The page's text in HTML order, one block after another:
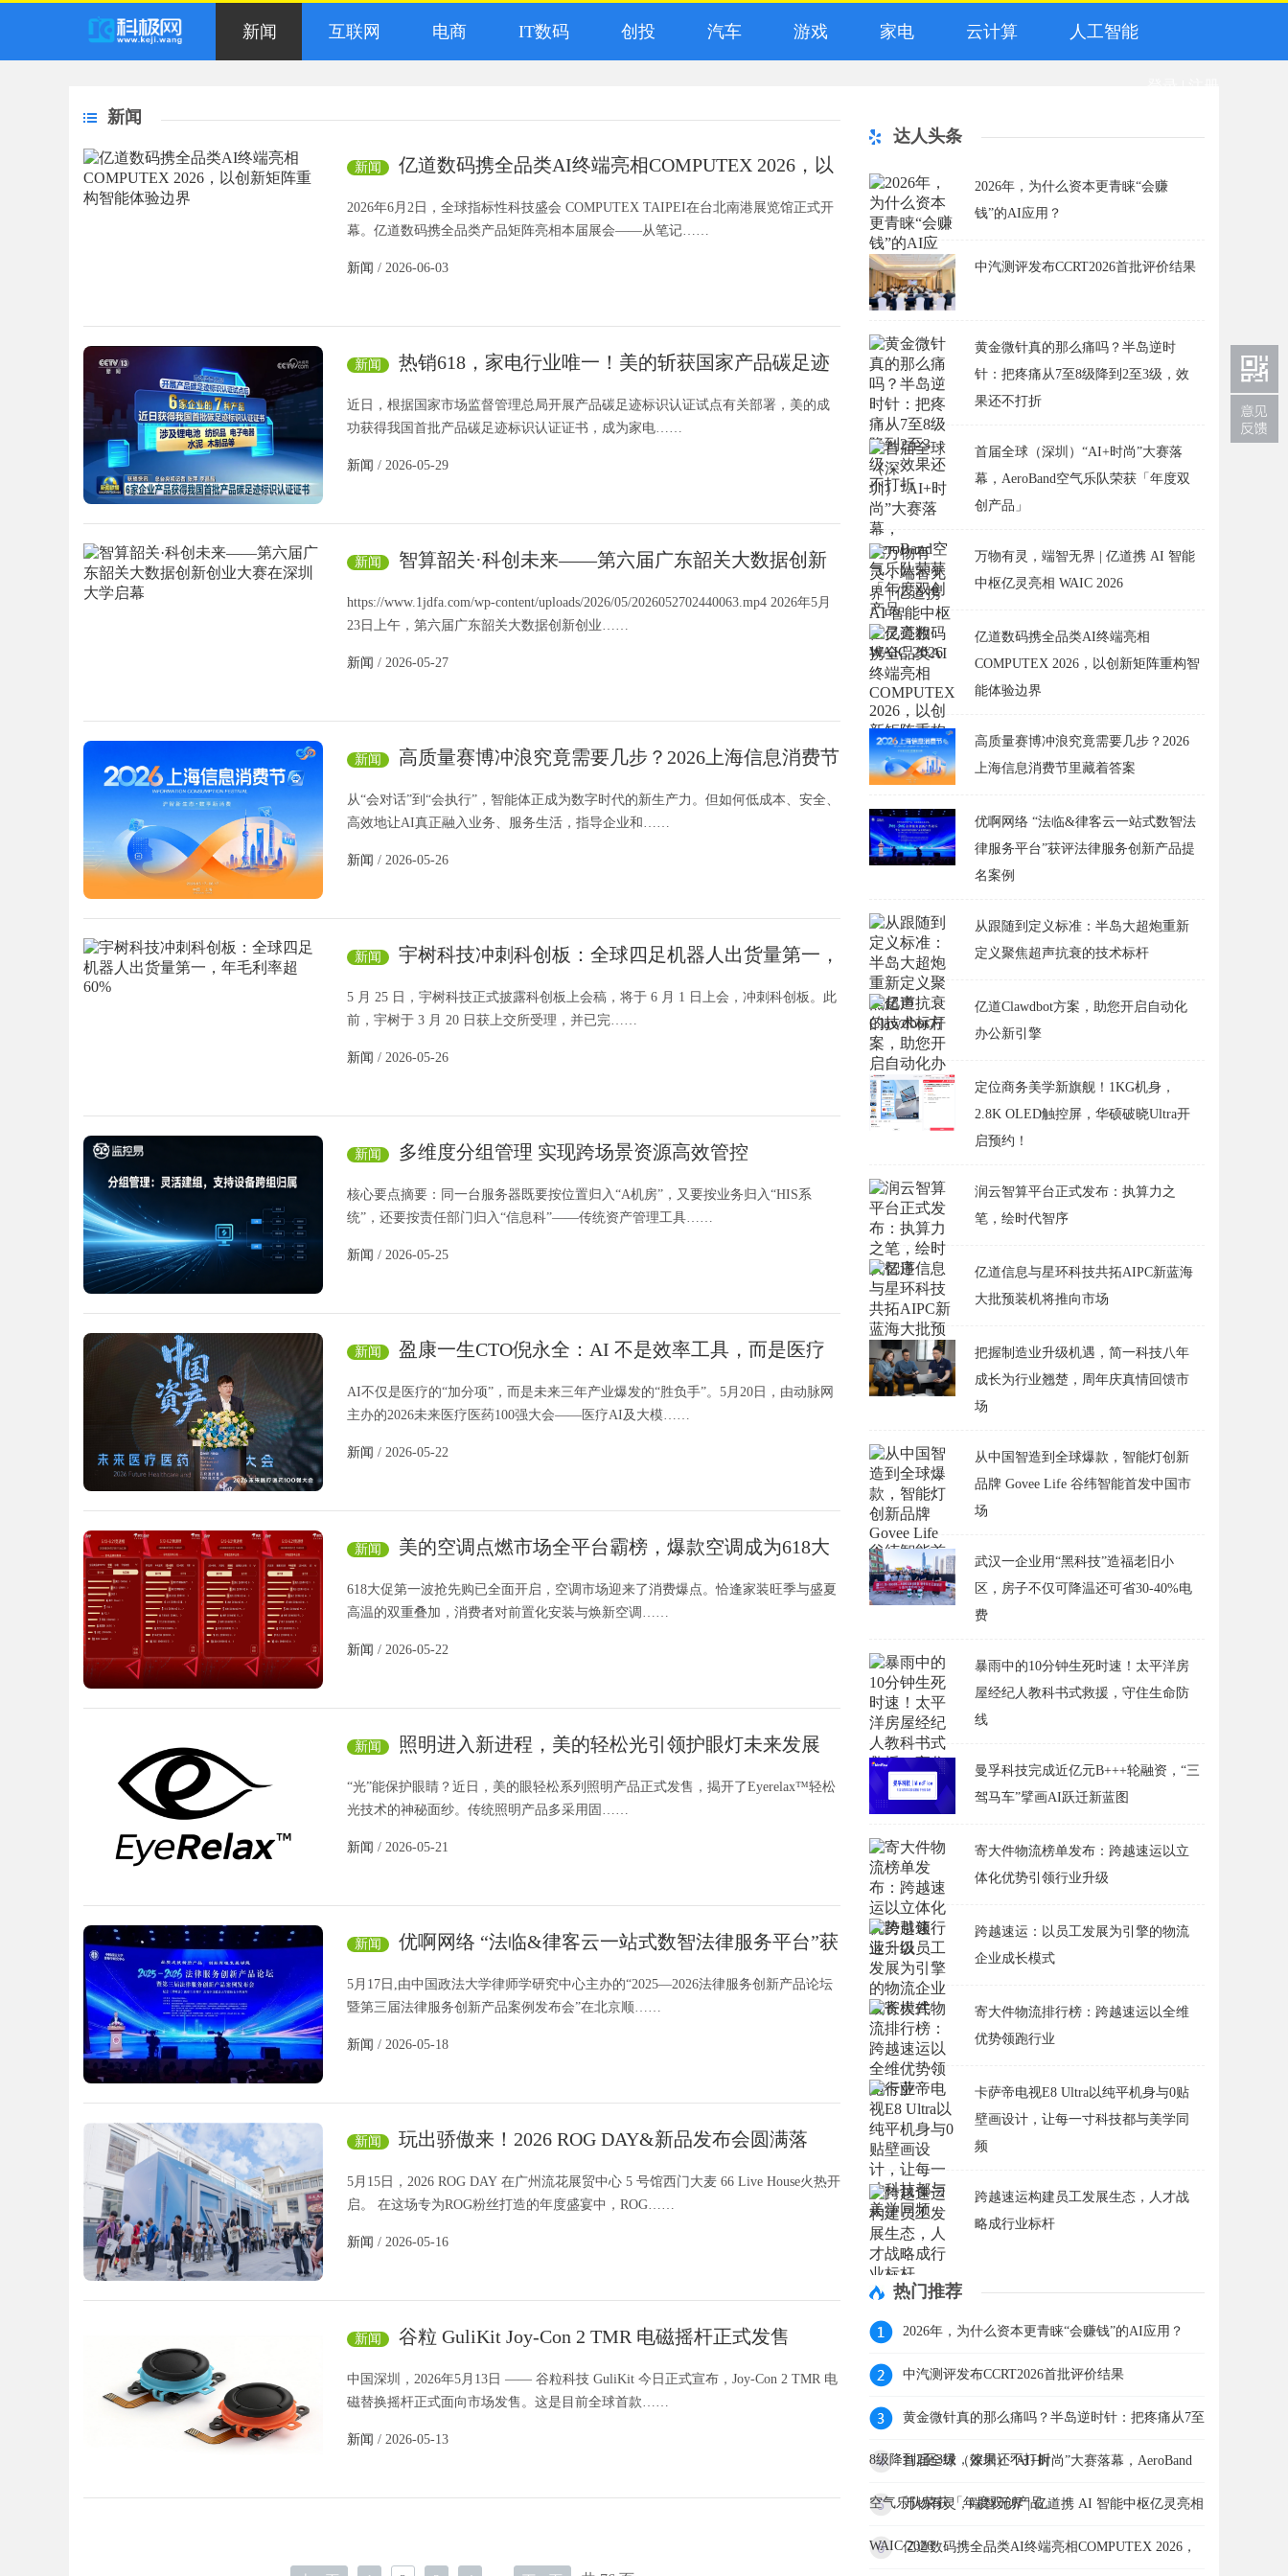
新闻 互联网 电商 IT数码 创投 汽车 游戏 家电 云计算 人工智能
新闻
新闻
亿道数码携全品类AI终端亮相COMPUTEX 2026，以
创新矩阵重构智能体验边界
2026年6月2日，全球指标性科技盛会 COMPUTEX TAIPEI在台北南港展览馆正式开
幕。亿道数码携全品类产品矩阵亮相本届展会——从笔记……
新闻 / 2026-06-03
新闻
热销618，家电行业唯一！美的斩获国家产品碳足迹
标识认证证书
近日，根据国家市场监督管理总局开展产品碳足迹标识认证试点有关部署，美的成
功获得我国首批产品碳足迹标识认证证书，成为家电……
新闻 / 2026-05-29
新闻
智算韶关·科创未来——第六届广东韶关大数据创新
创业大赛在深圳大学启幕
https://www.1jdfa.com/wp-content/uploads/2026/05/2026052702440063.mp4 2026年5月
23日上午，第六届广东韶关大数据创新创业……
新闻 / 2026-05-27
新闻
高质量赛博冲浪究竟需要几步？2026上海信息消费节
里藏着答案
从“会对话”到“会执行”，智能体正成为数字时代的新生产力。但如何低成本、安全、
高效地让AI真正融入业务、服务生活，指导企业和……
新闻 / 2026-05-26
新闻
宇树科技冲刺科创板：全球四足机器人出货量第一，
年毛利率超60%
5 月 25 日，宇树科技正式披露科创板上会稿，将于 6 月 1 日上会，冲刺科创板。此
前，宇树于 3 月 20 日获上交所受理，并已完……
新闻 / 2026-05-26
新闻 多维度分组管理 实现跨场景资源高效管控
核心要点摘要：同一台服务器既要按位置归入“A机房”，又要按业务归入“HIS系
统”，还要按责任部门归入“信息科”——传统资产管理工具……
新闻 / 2026-05-25
新闻
盈康一生CTO倪永全：AI 不是效率工具，而是医疗
产业价值重构核心
AI不仅是医疗的“加分项”，而是未来三年产业爆发的“胜负手”。5月20日，由动脉网
主办的2026未来医疗医药100强大会——医疗AI及大模……
新闻 / 2026-05-22
新闻
美的空调点燃市场全平台霸榜，爆款空调成为618大
促的强心剂
618大促第一波抢先购已全面开启，空调市场迎来了消费爆点。恰逢家装旺季与盛夏
高温的双重叠加，消费者对前置化安装与焕新空调……
新闻 / 2026-05-22
新闻 照明进入新进程，美的轻松光引领护眼灯未来发展
“光”能保护眼睛？近日，美的眼轻松系列照明产品正式发售，揭开了Eyerelax™轻松
光技术的神秘面纱。传统照明产品多采用固……
新闻 / 2026-05-21
新闻
优啊网络 “法临&律客云一站式数智法律服务平台”获
评法律服务创新产品提名案例
5月17日,由中国政法大学律师学研究中心主办的“2025—2026法律服务创新产品论坛
暨第三届法律服务创新产品案例发布会”在北京顺……
新闻 / 2026-05-18
新闻
玩出骄傲来！2026 ROG DAY&新品发布会圆满落
幕，爆款新品齐亮相
5月15日，2026 ROG DAY 在广州流花展贸中心 5 号馆西门大麦 66 Live House火热开
启。 在这场专为ROG粉丝打造的年度盛宴中，ROG……
新闻 / 2026-05-16
新闻 谷粒 GuliKit Joy-Con 2 TMR 电磁摇杆正式发售
中国深圳，2026年5月13日 —— 谷粒科技 GuliKit 今日正式宣布，Joy-Con 2 TMR 电
磁替换摇杆正式面向市场发售。这是目前全球首款……
新闻 / 2026-05-13
达人头条
2026年，为什么资本更青睐“会赚
钱”的AI应用？
中汽测评发布CCRT2026首批评价结果
黄金微针真的那么痛吗？半岛逆时
针：把疼痛从7至8级降到2至3级，效
果还不打折
首届全球（深圳）“AI+时尚”大赛落
幕，AeroBand空气乐队荣获「年度双
创产品」
万物有灵，端智无界 | 亿道携 AI 智能
中枢亿灵亮相 WAIC 2026
亿道数码携全品类AI终端亮相
COMPUTEX 2026，以创新矩阵重构智
能体验边界
高质量赛博冲浪究竟需要几步？2026
上海信息消费节里藏着答案
优啊网络 “法临&律客云一站式数智法
律服务平台”获评法律服务创新产品提
名案例
从跟随到定义标准：半岛大超炮重新
定义聚焦超声抗衰的技术标杆
亿道Clawdbot方案，助您开启自动化
办公新引擎
定位商务美学新旗舰！1KG机身，
2.8K OLED触控屏，华硕破晓Ultra开
启预约！
润云智算平台正式发布：执算力之
笔，绘时代智序
亿道信息与星环科技共拓AIPC新蓝海
大批预装机将推向市场
把握制造业升级机遇，简一科技八年
成长为行业翘楚，周年庆真情回馈市
场
从中国智造到全球爆款，智能灯创新
品牌 Govee Life 谷纬智能首发中国市
场
武汉一企业用“黑科技”造福老旧小
区，房子不仅可降温还可省30-40%电
费
​暴雨中的10分钟生死时速！太平洋房
屋经纪人教科书式救援，守住生命防
线
曼孚科技完成近亿元B+++轮融资，“三
驾马车”擘画AI跃迁新蓝图
寄大件物流榜单发布：跨越速运以立
体化优势引领行业升级
跨越速运：以员工发展为引擎的物流
企业成长模式
寄大件物流排行榜：跨越速运以全维
优势领跑行业
卡萨帝电视E8 Ultra以纯平机身与0贴
壁画设计，让每一寸科技都与美学同
频
跨越速运构建员工发展生态，人才战
略成行业标杆
热门推荐
2026年，为什么资本更青睐“会赚钱”的AI应用？
中汽测评发布CCRT2026首批评价结果
黄金微针真的那么痛吗？半岛逆时针：把疼痛从7至
8级降到2至3级，效果还不打折
首届全球（深圳）“AI+时尚”大赛落幕，AeroBand
空气乐队荣获「年度双创产品」
万物有灵，端智无界 | 亿道携 AI 智能中枢亿灵亮相
WAIC 2026亿道数码携全品类AI终端亮相COMPUTEX 2026，